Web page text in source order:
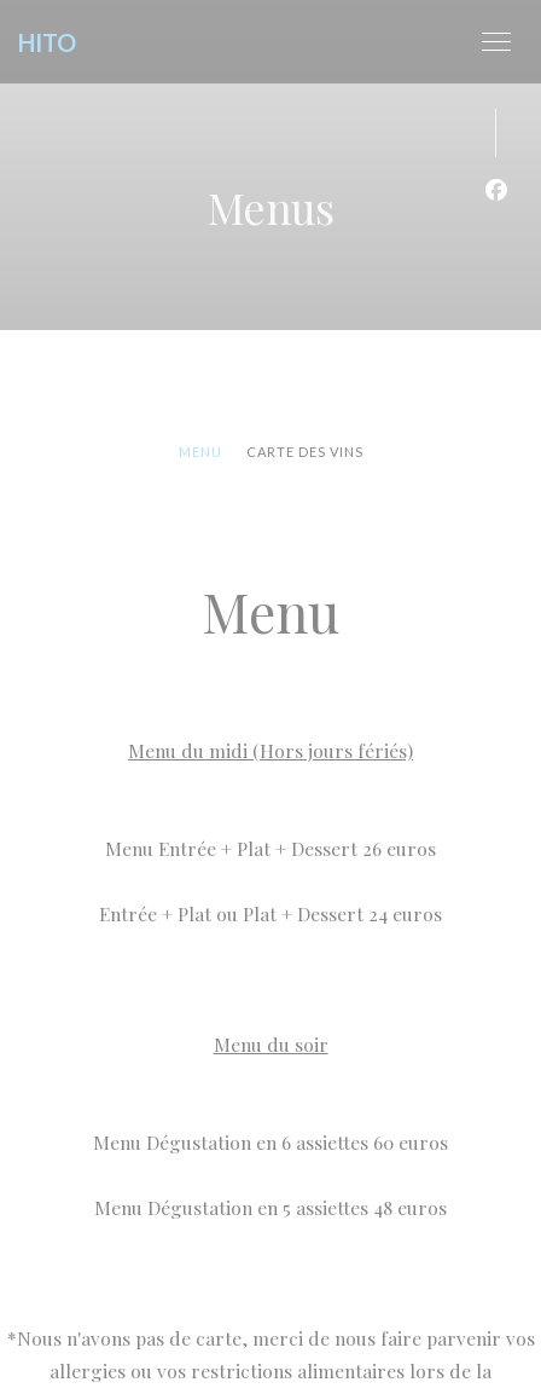
HITO
Menus
MENU CARTE DES VINS
Menu
Menu du midi (Hors jours fériés)
Menu Entrée + Plat + Dessert 26 euros
Entrée + Plat ou Plat + Dessert 24 euros
Menu du soir
Menu Dégustation en 6 assiettes 60 euros
Menu Dégustation en 5 assiettes 48 euros
*Nous n'avons pas de carte, merci de nous faire parvenir vos
allergies ou vos restrictions alimentaires lors de la